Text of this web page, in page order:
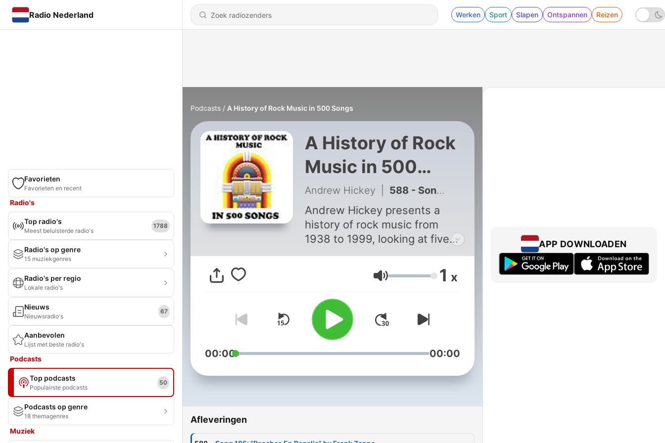
Radio Nederland Werken Sport Slapen Ontspannen Reizen
Favorieten
Favorieten en recent
Radio's
Top radio's
Meest beluisterde radio's
1788
Radio's op genre
15 muziekgenres
Radio's per regio
Lokale radio's
Nieuws
Nieuwsradio's
67
Aanbevolen
Lijst met beste radio's
Podcasts
Top podcasts
Populairste podcasts
50
Podcasts op genre
18 themagenres
Muziek
Podcasts A History of Rock Music in 500 Songs
A History of Rock
Music in 500
Songs
Andrew Hickey 588 - Song 185: “Peaches En Regalia” by Frank Zappa
Andrew Hickey presents a
history of rock music from
1938 to 1999, looking at five
hundred songs that shaped
Volume 1 x
00:00 00:00
Afleveringen
APP DOWNLOADEN